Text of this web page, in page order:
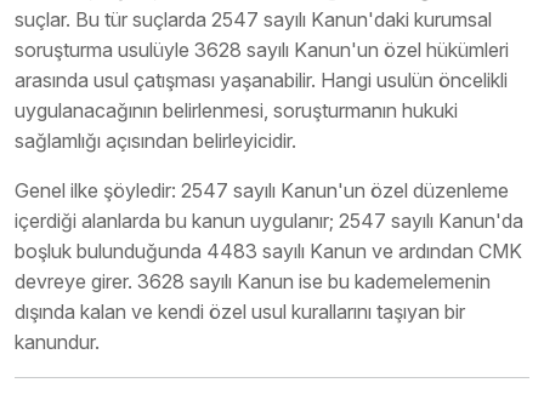
suçlar. Bu tür suçlarda 2547 sayılı Kanun'daki kurumsal
soruşturma usulüyle 3628 sayılı Kanun'un özel hükümleri
arasında usul çatışması yaşanabilir. Hangi usulün öncelikli
uygulanacağının belirlenmesi, soruşturmanın hukuki
sağlamlığı açısından belirleyicidir.
Genel ilke şöyledir: 2547 sayılı Kanun'un özel düzenleme
içerdiği alanlarda bu kanun uygulanır; 2547 sayılı Kanun'da
boşluk bulunduğunda 4483 sayılı Kanun ve ardından CMK
devreye girer. 3628 sayılı Kanun ise bu kademelemenin
dışında kalan ve kendi özel usul kurallarını taşıyan bir
kanundur.